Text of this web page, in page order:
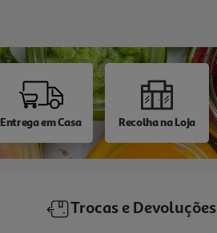
Entrega em Casa Recolha na Loja
Trocas e Devoluções